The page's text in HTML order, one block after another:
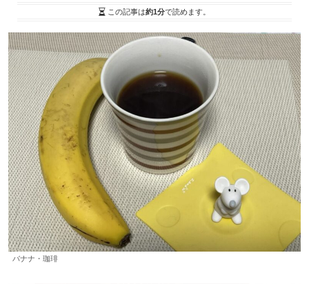
この記事は約1分で読めます。
バナナ・珈琲